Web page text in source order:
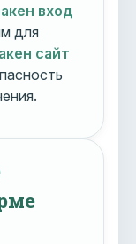
вход
для
сайт